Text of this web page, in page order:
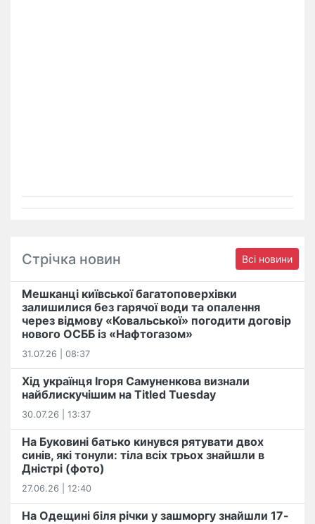
Стрічка новин Всі новини
Мешканці київської багатоповерхівки
залишилися без гарячої води та опалення
через відмову «Ковальської» погодити договір
нового ОСББ із «Нафтогазом»
31.07.26 | 08:37
Хід українця Ігоря Самуненкова визнали
найблискучішим на Titled Tuesday
30.07.26 | 13:37
На Буковині батько кинувся рятувати двох
синів, які тонули: тіла всіх трьох знайшли в
Дністрі (фото)
27.06.26 | 12:40
На Одещині біля річки у зашморгу знайшли 17-